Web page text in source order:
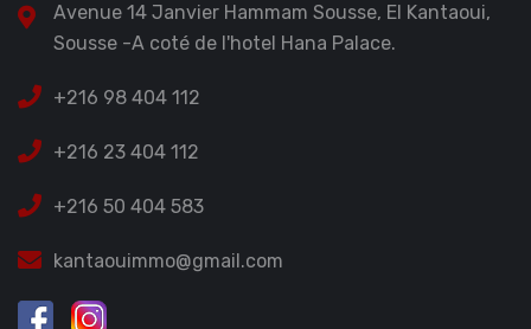
Avenue 14 Janvier Hammam Sousse, El Kantaoui,
Sousse -A coté de l'hotel Hana Palace.
+216 98 404 112
+216 23 404 112
+216 50 404 583
kantaouimmo@gmail.com